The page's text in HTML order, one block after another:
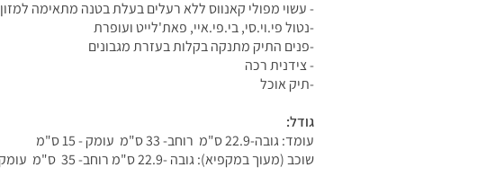
- עשוי מפולי קאנווס ללא רעלים בעלת בטנה מתאימה למזון
-נטול פי.וי.סי, בי.פי.איי, פאת'לייט ועופרת
-פנים התיק מתנקה בקלות בעזרת מגבונים
- צידנית רכה
-תיק אוכל
גודל:
עומד: גובה-22.9 ס"מ רוחב- 33 ס"מ עומק - 15 ס"מ
שוכב (מעוך במקפיא): גובה -22.9 ס"מ רוחב- 35 ס"מ עומק - 5 ס"מ